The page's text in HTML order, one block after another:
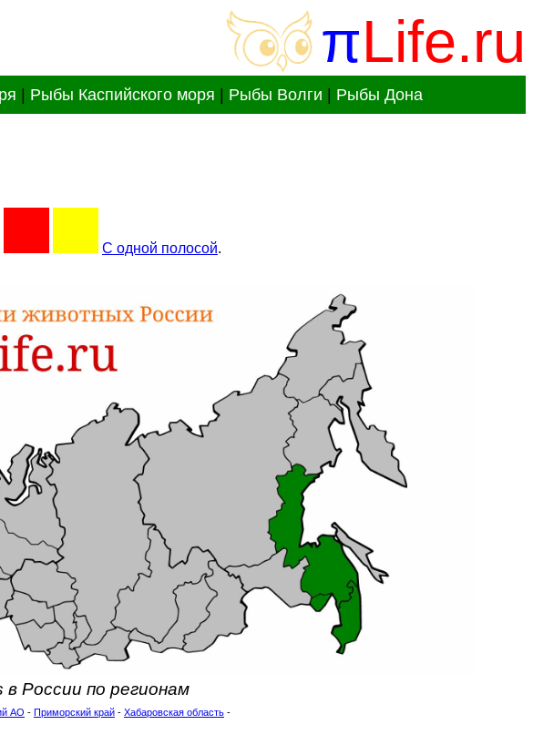
πLife.ru
Рыбы Каспийского моря Рыбы Волги Рыбы Дона
С одной полосой.
России по регионам
АО - Приморский край - Хабаровская область -